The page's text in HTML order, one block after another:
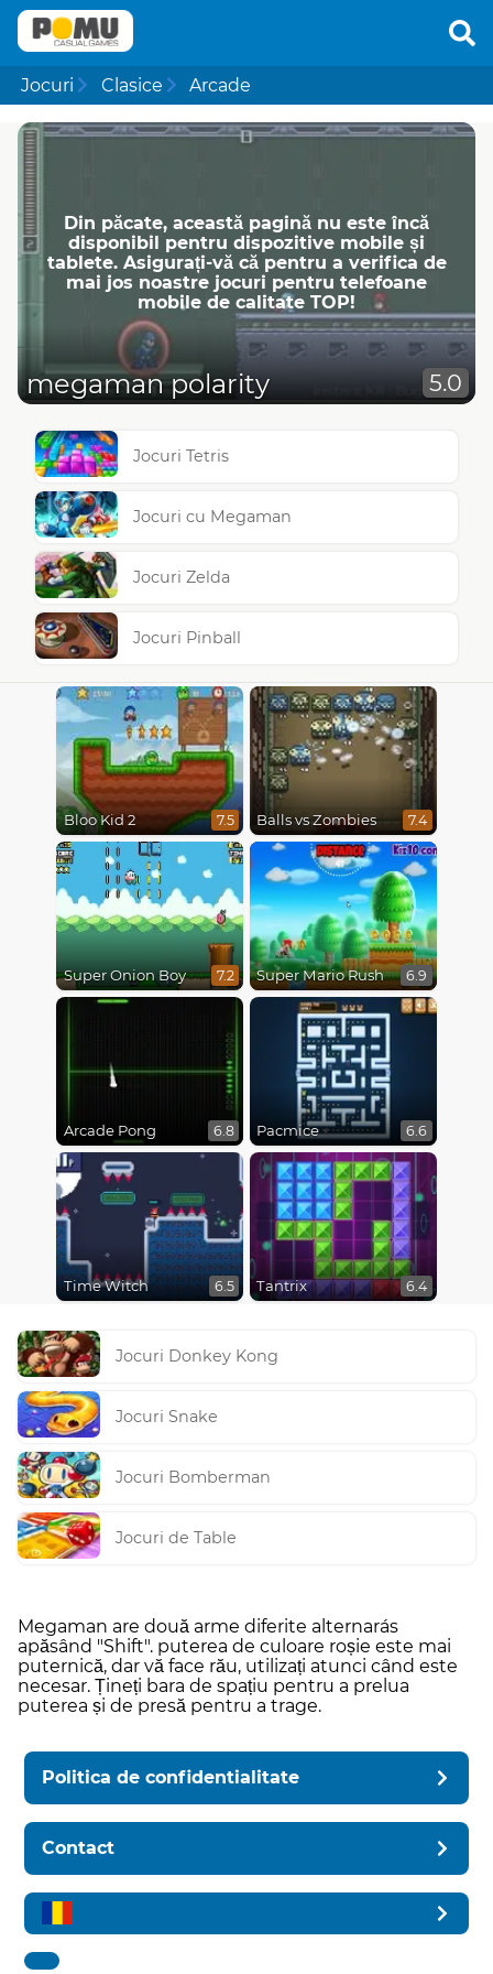
Jocuri Clasice Arcade
Din păcate, această pagină nu este încă
disponibil pentru dispozitive mobile și
tablete. Asigurați-vă că pentru a verifica de
mai jos noastre jocuri pentru telefoane
mobile de calitate TOP!
megaman polarity 5.0
Jocuri Tetris
Jocuri cu Megaman
Jocuri Zelda
Jocuri Pinball
Bloo Kid 2 7.5 Balls vs Zombies 7.4
Super Onion Boy 7.2 Super Mario Rush 6.9
Arcade Pong 6.8 Pacmice 6.6
Time Witch 6.5 Tantrix 6.4
Jocuri Donkey Kong
Jocuri Snake
Jocuri Bomberman
Jocuri de Table
Megaman are două arme diferite alternarás
apăsând "Shift". puterea de culoare roșie este mai
puternică, dar vă face rău, utilizați atunci când este
necesar. Țineți bara de spațiu pentru a prelua
puterea și de presă pentru a trage.
Politica de confidentialitate
Contact